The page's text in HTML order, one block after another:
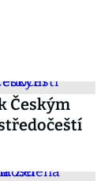
Českým